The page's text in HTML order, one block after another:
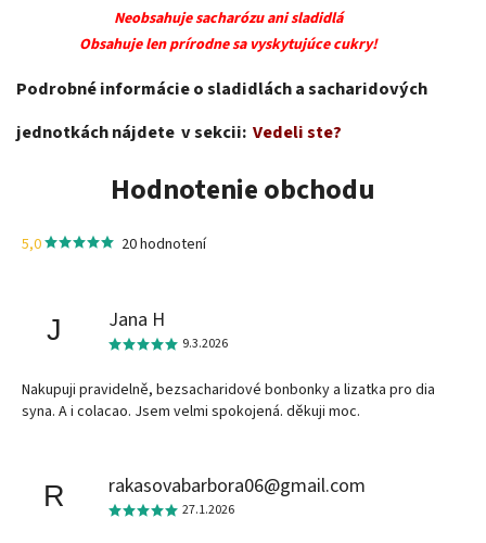
Neobsahuje sacharózu ani sladidlá
Obsahuje len prírodne sa vyskytujúce cukry!
Podrobné informácie o sladidlách a sacharidových
jednotkách nájdete v sekcii: Vedeli ste?
Hodnotenie obchodu
5,0 20 hodnotení
J Jana H
9.3.2026
Nakupuji pravidelně, bezsacharidové bonbonky a lizatka pro dia
syna. A i colacao. Jsem velmi spokojená. děkuji moc.
R rakasovabarbora06@gmail.com
27.1.2026